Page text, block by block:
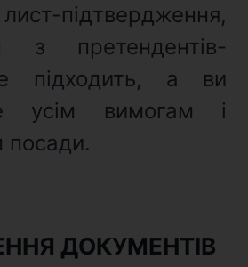
підтвердження,
претендентів-
підходить, а ви
усім вимогам і
ДОКУМЕНТІВ